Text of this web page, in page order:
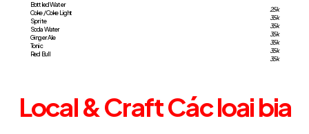
Bottled Water
Coke / Coke Light
Sprite
Soda Water
Ginger Ale
Tonic
Red Bull
25k
35k
35k
35k
35k
35k
35k
Local&CraftCác loại bia